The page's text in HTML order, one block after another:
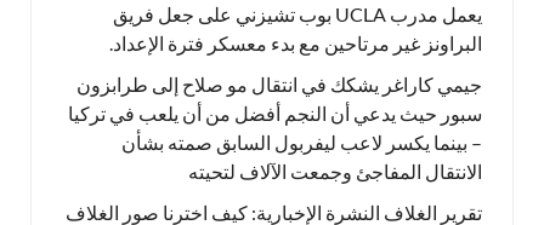
يعمل مدرب UCLA بوب تشيزني على جعل فريق
البراونز غير مرتاحين مع بدء معسكر فترة الإعداد.
جيمي كاراغر يشكك في انتقال مو صلاح إلى طرابزون
سبور حيث يدعي أن النجم أفضل من أن يلعب في تركيا
– بينما يكسر لاعب ليفربول السابق صمته بشأن
الانتقال المفاجئ وجمعت الآلاف لتحيته
تقرير الغلاف النشرة الإخبارية: كيف اخترنا صور الغلاف